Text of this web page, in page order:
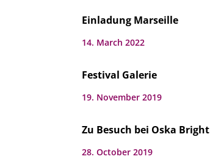
Einladung Marseille
14. March 2022
Festival Galerie
19. November 2019
Zu Besuch bei Oska Bright
28. October 2019